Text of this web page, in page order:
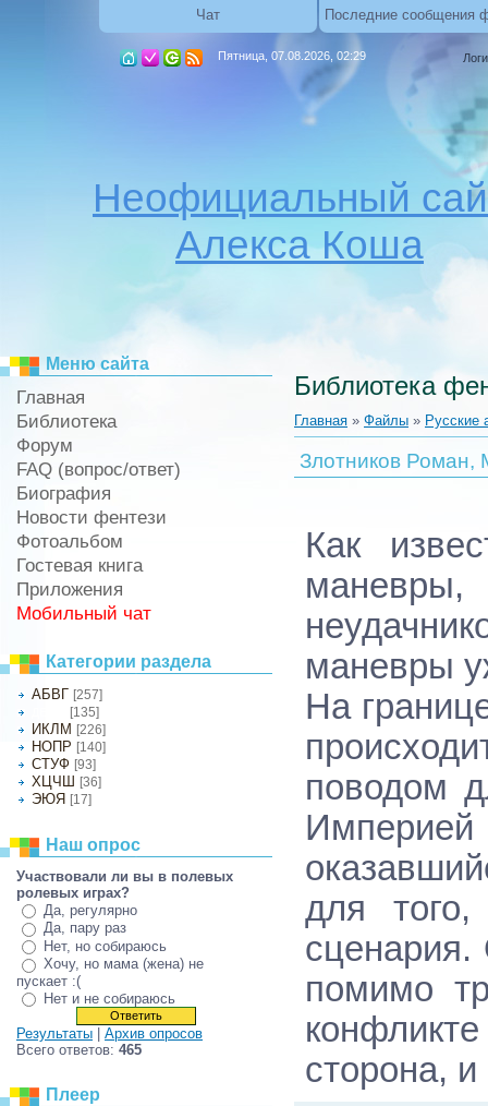
Чат Последние сообщения
Пятница, 07.08.2026, 02:29
Неофициальный
Алекса Коша
Меню сайта
Главная
Библиотека
Форум
FAQ (вопрос/ответ)
Биография
Новости фентези
Фотоальбом
Гостевая книга
Приложения
Мобильный чат
Категории раздела
АБВГ [257]
[135]
ИКЛМ [226]
НОПР [140]
СТУФ [93]
ХЦЧШ [36]
ЭЮЯ [17]
Наш опрос
Участвовали ли вы в полевых
ролевых играх?
Да, регулярно
Да, пару раз
Нет, но собираюсь
Хочу, но мама (жена) не
пускает :(
Нет и не собираюсь
Результаты
Архив опросов
Всего ответов: 465
Плеер
Библиотека
Главная » Файлы » Русские
Злотников
Как
маневры
На
поводом
для того,
сценария.
помимо
сторона,